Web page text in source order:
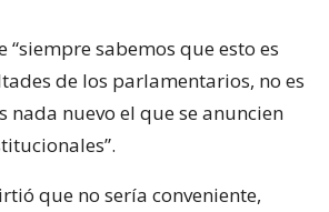
“siempre sabemos que esto es
de los parlamentarios, no es
nada nuevo el que se anuncien
que no sería conveniente,